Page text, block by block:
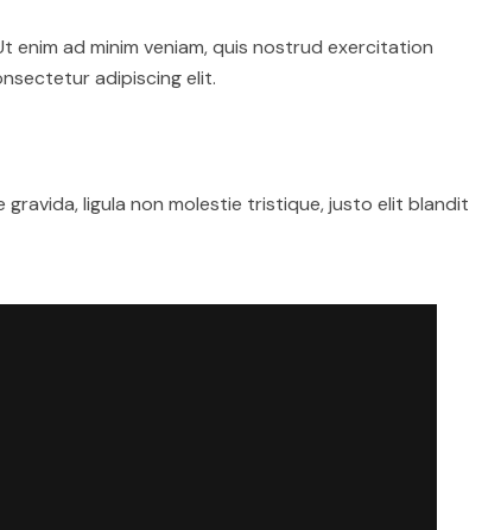
ad minim veniam, quis nostrud exercitation
adipiscing elit.
ligula non molestie tristique, justo elit blandit